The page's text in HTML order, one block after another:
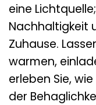
eine
Nachhaltigkeit
Zuhause.
warmen,
erleben Sie,
der